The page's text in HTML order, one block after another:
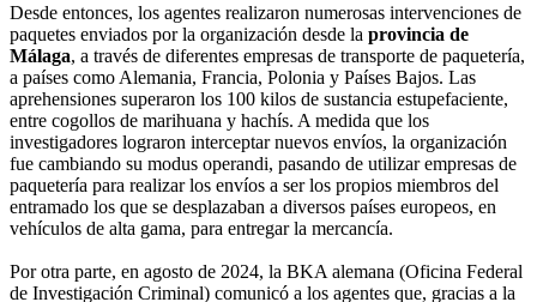
Desde entonces, los agentes realizaron numerosas intervenciones de
paquetes enviados por la organización desde la provincia de
Málaga, a través de diferentes empresas de transporte de paquetería,
a países como Alemania, Francia, Polonia y Países Bajos. Las
aprehensiones superaron los 100 kilos de sustancia estupefaciente,
entre cogollos de marihuana y hachís. A medida que los
investigadores lograron interceptar nuevos envíos, la organización
fue cambiando su modus operandi, pasando de utilizar empresas de
paquetería para realizar los envíos a ser los propios miembros del
entramado los que se desplazaban a diversos países europeos, en
vehículos de alta gama, para entregar la mercancía.
Por otra parte, en agosto de 2024, la BKA alemana (Oficina Federal
de Investigación Criminal) comunicó a los agentes que, gracias a la